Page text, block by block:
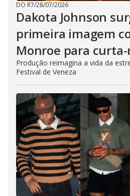
DO R7/28/07/2026
Dakota Johnson
primeira imagem
Monroe para
Produção reimagina a vida da
Festival de Veneza